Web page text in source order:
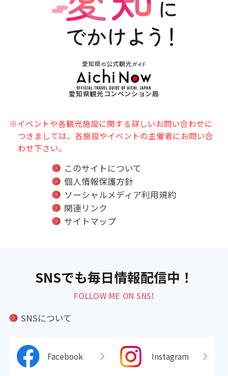
愛知県観光コンベンション局
※イベントや各観光施設に関する詳しいお問い合わせに
つきましては、各施設やイベントの主催者にお問い合
わせ下さい。
このサイトについて
個人情報保護方針
ソーシャルメディア利用規約
関連リンク
サイトマップ
SNSでも毎日情報配信中！
FOLLOW ME ON SNS!
SNSについて
Facebook Instagram